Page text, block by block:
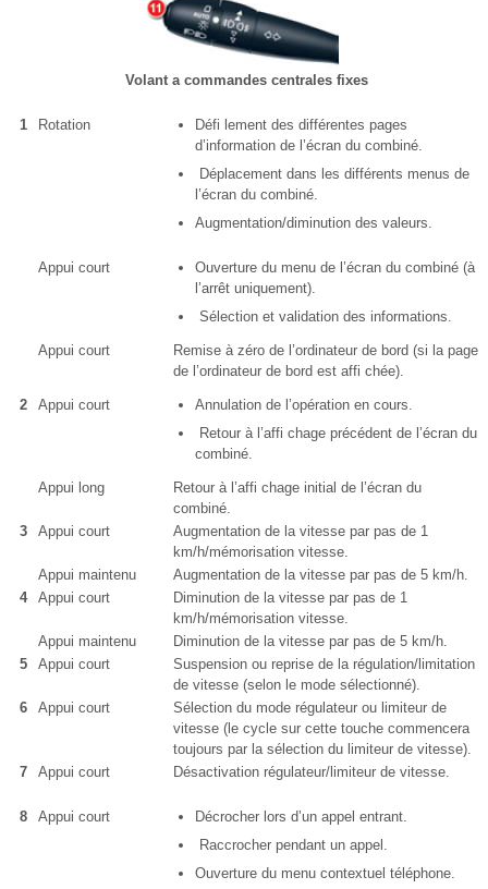
Volant a commandes centrales fixes
1 Rotation
Défi lement des différentes pages
d’information de l’écran du combiné.
Déplacement dans les différents menus de
l’écran du combiné.
Augmentation/diminution des valeurs.
Appui court
Ouverture du menu de l’écran du combiné (à
l’arrêt uniquement).
Sélection et validation des informations.
Appui court
Remise à zéro de l’ordinateur de bord (si la page
de l’ordinateur de bord est affi chée).
2 Appui court
Annulation de l’opération en cours.
Retour à l’affi chage précédent de l’écran du
combiné.
Appui long
Retour à l’affi chage initial de l’écran du
combiné.
3
Appui court
Augmentation de la vitesse par pas de 1
km/h/mémorisation vitesse.
Appui maintenu
Augmentation de la vitesse par pas de 5 km/h.
4
Appui court
Diminution de la vitesse par pas de 1
km/h/mémorisation vitesse.
Appui maintenu
Diminution de la vitesse par pas de 5 km/h.
5
Appui court
Suspension ou reprise de la régulation/limitation
de vitesse (selon le mode sélectionné).
6
Appui court
Sélection du mode régulateur ou limiteur de
vitesse (le cycle sur cette touche commencera
toujours par la sélection du limiteur de vitesse).
7
Appui court Désactivation régulateur/limiteur de vitesse.
8 Appui court
Décrocher lors d’un appel entrant.
Raccrocher pendant un appel.
Ouverture du menu contextuel téléphone.